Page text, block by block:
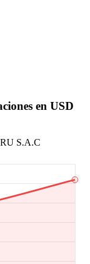
en USD
S.A.C